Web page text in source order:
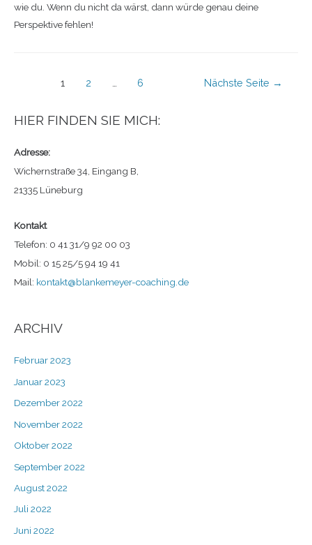
wie du. Wenn du nicht da wärst, dann würde genau deine
Perspektive fehlen!
1 2 6 Nächste Seite →
HIER FINDEN SIE MICH:
Adresse:
Wichernstraße 34, Eingang B,
21335 Lüneburg
Kontakt
Telefon: 0 41 31/9 92 00 03
Mobil: 0 15 25/5 94 19 41
Mail: kontakt@blankemeyer-coaching.de
ARCHIV
Februar 2023
Januar 2023
Dezember 2022
November 2022
Oktober 2022
September 2022
August 2022
Juli 2022
Juni 2022